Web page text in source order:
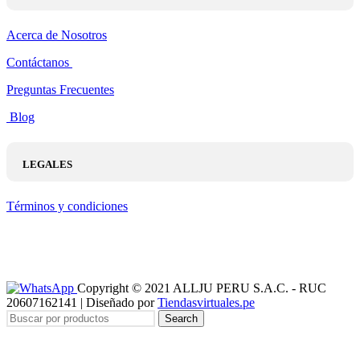
Acerca de Nosotros
Contáctanos
Preguntas Frecuentes
Blog
LEGALES
Términos y condiciones
Copyright © 2021 ALLJU PERU S.A.C. - RUC
20607162141 | Diseñado porTiendasvirtuales.pe
Search